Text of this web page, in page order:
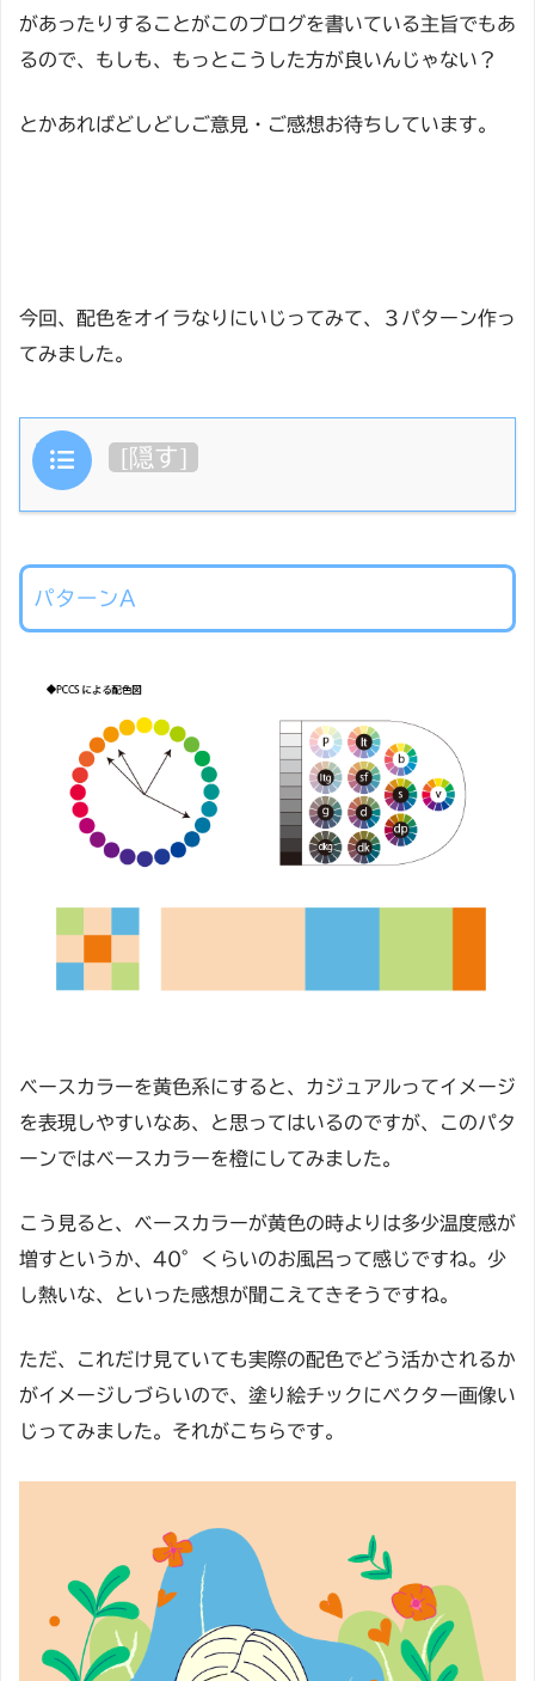
があったりすることがこのブログを書いている主旨でもあ
るので、もしも、もっとこうした方が良いんじゃない？
とかあればどしどしご意見・ご感想お待ちしています。
今回、配色をオイラなりにいじってみて、３パターン作っ
てみました。
目次 [隠す]
パターンA
ベースカラーを黄色系にすると、カジュアルってイメージ
を表現しやすいなあ、と思ってはいるのですが、このパタ
ーンではベースカラーを橙にしてみました。
こう見ると、ベースカラーが黄色の時よりは多少温度感が
増すというか、40°くらいのお風呂って感じですね。少
し熱いな、といった感想が聞こえてきそうですね。
ただ、これだけ見ていても実際の配色でどう活かされるか
がイメージしづらいので、塗り絵チックにベクター画像い
じってみました。それがこちらです。